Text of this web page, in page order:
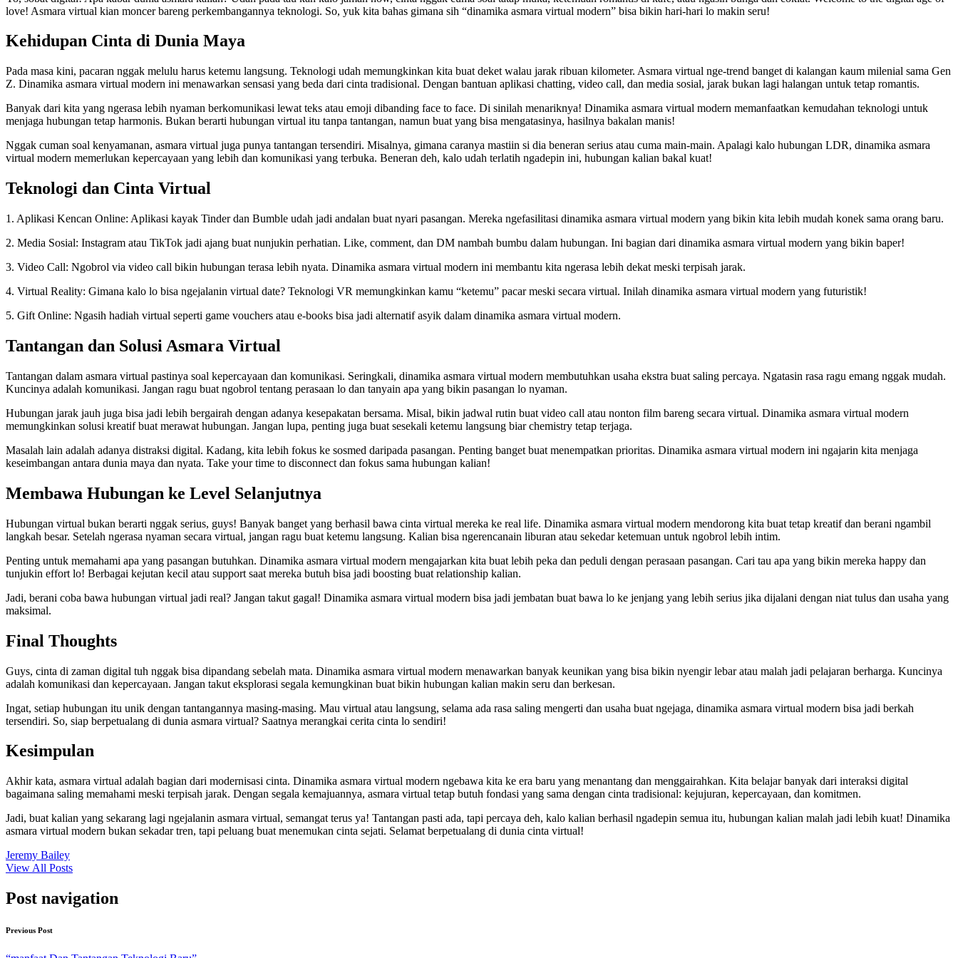
love! Asmara virtual kian moncer bareng perkembangannya teknologi. So, yuk kita bahas gimana sih “dinamika asmara virtual modern” bisa bikin hari-hari lo makin seru!
Kehidupan Cinta di Dunia Maya
Pada masa kini, pacaran nggak melulu harus ketemu langsung. Teknologi udah memungkinkan kita buat deket walau jarak ribuan kilometer. Asmara virtual nge-trend banget di kalangan kaum milenial sama Gen
Z. Dinamika asmara virtual modern ini menawarkan sensasi yang beda dari cinta tradisional. Dengan bantuan aplikasi chatting, video call, dan media sosial, jarak bukan lagi halangan untuk tetap romantis.
Banyak dari kita yang ngerasa lebih nyaman berkomunikasi lewat teks atau emoji dibanding face to face. Di sinilah menariknya! Dinamika asmara virtual modern memanfaatkan kemudahan teknologi untuk
menjaga hubungan tetap harmonis. Bukan berarti hubungan virtual itu tanpa tantangan, namun buat yang bisa mengatasinya, hasilnya bakalan manis!
Nggak cuman soal kenyamanan, asmara virtual juga punya tantangan tersendiri. Misalnya, gimana caranya mastiin si dia beneran serius atau cuma main-main. Apalagi kalo hubungan LDR, dinamika asmara
virtual modern memerlukan kepercayaan yang lebih dan komunikasi yang terbuka. Beneran deh, kalo udah terlatih ngadepin ini, hubungan kalian bakal kuat!
Teknologi dan Cinta Virtual
1. Aplikasi Kencan Online: Aplikasi kayak Tinder dan Bumble udah jadi andalan buat nyari pasangan. Mereka ngefasilitasi dinamika asmara virtual modern yang bikin kita lebih mudah konek sama orang baru.
2. Media Sosial: Instagram atau TikTok jadi ajang buat nunjukin perhatian. Like, comment, dan DM nambah bumbu dalam hubungan. Ini bagian dari dinamika asmara virtual modern yang bikin baper!
3. Video Call: Ngobrol via video call bikin hubungan terasa lebih nyata. Dinamika asmara virtual modern ini membantu kita ngerasa lebih dekat meski terpisah jarak.
4. Virtual Reality: Gimana kalo lo bisa ngejalanin virtual date? Teknologi VR memungkinkan kamu “ketemu” pacar meski secara virtual. Inilah dinamika asmara virtual modern yang futuristik!
5. Gift Online: Ngasih hadiah virtual seperti game vouchers atau e-books bisa jadi alternatif asyik dalam dinamika asmara virtual modern.
Tantangan dan Solusi Asmara Virtual
Tantangan dalam asmara virtual pastinya soal kepercayaan dan komunikasi. Seringkali, dinamika asmara virtual modern membutuhkan usaha ekstra buat saling percaya. Ngatasin rasa ragu emang nggak mudah.
Kuncinya adalah komunikasi. Jangan ragu buat ngobrol tentang perasaan lo dan tanyain apa yang bikin pasangan lo nyaman.
Hubungan jarak jauh juga bisa jadi lebih bergairah dengan adanya kesepakatan bersama. Misal, bikin jadwal rutin buat video call atau nonton film bareng secara virtual. Dinamika asmara virtual modern
memungkinkan solusi kreatif buat merawat hubungan. Jangan lupa, penting juga buat sesekali ketemu langsung biar chemistry tetap terjaga.
Masalah lain adalah adanya distraksi digital. Kadang, kita lebih fokus ke sosmed daripada pasangan. Penting banget buat menempatkan prioritas. Dinamika asmara virtual modern ini ngajarin kita menjaga
keseimbangan antara dunia maya dan nyata. Take your time to disconnect dan fokus sama hubungan kalian!
Membawa Hubungan ke Level Selanjutnya
Hubungan virtual bukan berarti nggak serius, guys! Banyak banget yang berhasil bawa cinta virtual mereka ke real life. Dinamika asmara virtual modern mendorong kita buat tetap kreatif dan berani ngambil
langkah besar. Setelah ngerasa nyaman secara virtual, jangan ragu buat ketemu langsung. Kalian bisa ngerencanain liburan atau sekedar ketemuan untuk ngobrol lebih intim.
Penting untuk memahami apa yang pasangan butuhkan. Dinamika asmara virtual modern mengajarkan kita buat lebih peka dan peduli dengan perasaan pasangan. Cari tau apa yang bikin mereka happy dan
tunjukin effort lo! Berbagai kejutan kecil atau support saat mereka butuh bisa jadi boosting buat relationship kalian.
Jadi, berani coba bawa hubungan virtual jadi real? Jangan takut gagal! Dinamika asmara virtual modern bisa jadi jembatan buat bawa lo ke jenjang yang lebih serius jika dijalani dengan niat tulus dan usaha yang
maksimal.
Final Thoughts
Guys, cinta di zaman digital tuh nggak bisa dipandang sebelah mata. Dinamika asmara virtual modern menawarkan banyak keunikan yang bisa bikin nyengir lebar atau malah jadi pelajaran berharga. Kuncinya
adalah komunikasi dan kepercayaan. Jangan takut eksplorasi segala kemungkinan buat bikin hubungan kalian makin seru dan berkesan.
Ingat, setiap hubungan itu unik dengan tantangannya masing-masing. Mau virtual atau langsung, selama ada rasa saling mengerti dan usaha buat ngejaga, dinamika asmara virtual modern bisa jadi berkah
tersendiri. So, siap berpetualang di dunia asmara virtual? Saatnya merangkai cerita cinta lo sendiri!
Kesimpulan
Akhir kata, asmara virtual adalah bagian dari modernisasi cinta. Dinamika asmara virtual modern ngebawa kita ke era baru yang menantang dan menggairahkan. Kita belajar banyak dari interaksi digital
bagaimana saling memahami meski terpisah jarak. Dengan segala kemajuannya, asmara virtual tetap butuh fondasi yang sama dengan cinta tradisional: kejujuran, kepercayaan, dan komitmen.
Jadi, buat kalian yang sekarang lagi ngejalanin asmara virtual, semangat terus ya! Tantangan pasti ada, tapi percaya deh, kalo kalian berhasil ngadepin semua itu, hubungan kalian malah jadi lebih kuat! Dinamika
asmara virtual modern bukan sekadar tren, tapi peluang buat menemukan cinta sejati. Selamat berpetualang di dunia cinta virtual!
Jeremy Bailey
View All Posts
Post navigation
Previous Post